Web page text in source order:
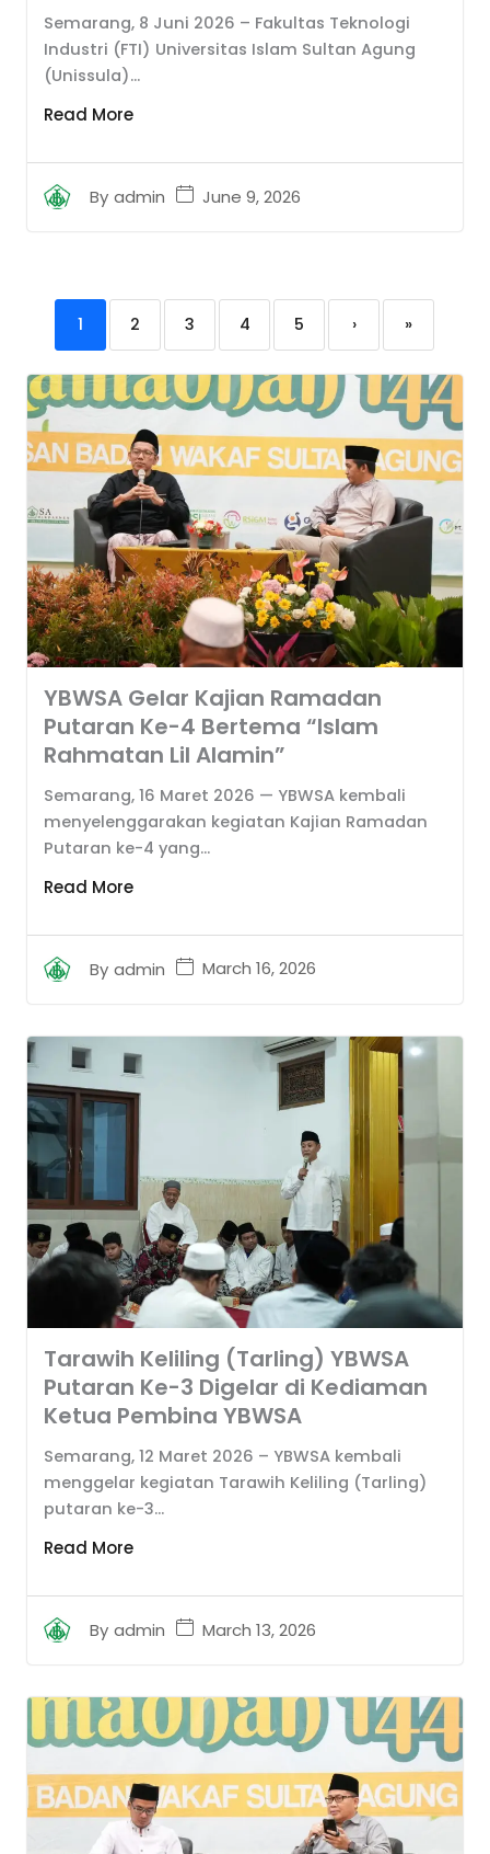
By admin June 9, 2026
Semarang, 8 Juni 2026 – Fakultas Teknologi
Industri (FTI) Universitas Islam Sultan Agung
(Unissula)...
Read More
1 2 3 4 5 › »
YBWSA Gelar Kajian Ramadan
Putaran Ke-4 Bertema “Islam
Rahmatan Lil Alamin”
By admin March 16, 2026
Semarang, 16 Maret 2026 — YBWSA kembali
menyelenggarakan kegiatan Kajian Ramadan
Putaran ke-4 yang...
Read More
Tarawih Keliling (Tarling) YBWSA
Putaran Ke-3 Digelar di Kediaman
Ketua Pembina YBWSA
By admin March 13, 2026
Semarang, 12 Maret 2026 – YBWSA kembali
menggelar kegiatan Tarawih Keliling (Tarling)
putaran ke-3...
Read More